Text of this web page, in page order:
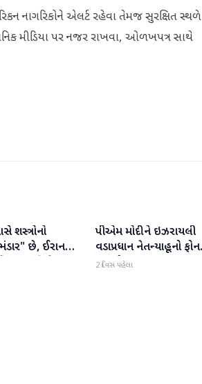
નાગરિકોને એલર્ટ રહેવા તેમજ સુરક્ષિત સ્થળે
મીડિયા પર નજર રાખવા, ઓળખપત્ર સાથે
શસ્ત્રોનો
છે, ઈરાન
નિવેદન
આંતરરાષ્ટ્રીય
પીએમ મોદીને ઇઝરાયલી
વડાપ્રધાન નેતન્યાહૂનો ફોન
આવ્યો
2 દિવસ પહેલા